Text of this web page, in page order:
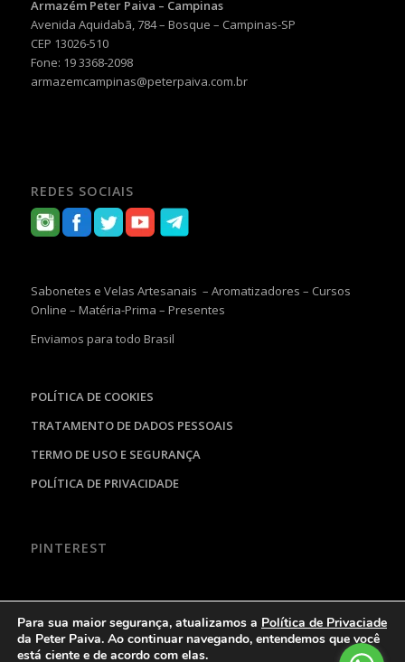
Armazém Peter Paiva – Campinas
Avenida Aquidabã, 784 – Bosque – Campinas-SP
CEP 13026-510
Fone: 19 3368-2098
armazemcampinas@peterpaiva.com.br
REDES SOCIAIS
Sabonetes e Velas Artesanais – Aromatizadores – Cursos
Online – Matéria-Prima – Presentes
Enviamos para todo Brasil
POLÍTICA DE COOKIES
TRATAMENTO DE DADOS PESSOAIS
TERMO DE USO E SEGURANÇA
POLÍTICA DE PRIVACIDADE
PINTEREST
© Copyright - Peter Paiva - Exclusividades Artesanais
Para sua maior segurança, atualizamos a Política de Privaciade
da Peter Paiva. Ao continuar navegando, entendemos que você
está ciente e de acordo com elas.